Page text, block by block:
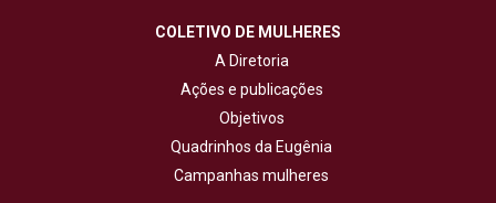
COLETIVO DE MULHERES
A Diretoria
Ações e publicações
Objetivos
Quadrinhos da Eugênia
Campanhas mulheres